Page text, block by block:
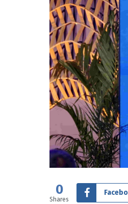
0
Shares